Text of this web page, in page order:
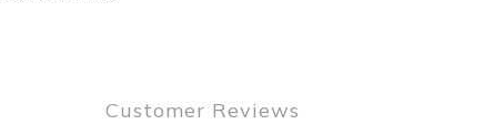
Customer Reviews